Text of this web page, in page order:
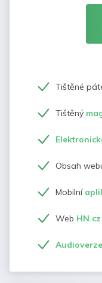
Tištěné
Tištěný
Obsah
Mobilní
Web